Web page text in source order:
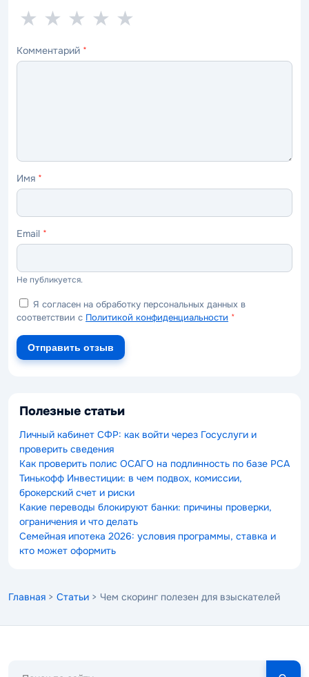
5
—
★
4
—
★
3
—
★
2
—
★
1
—
★
Комментарий *
Имя *
Email *
Не публикуется.
Я согласен на обработку персональных данных в
соответствии с Политикой конфиденциальности *
Отправить отзыв
Полезные статьи
Личный кабинет СФР: как войти через Госуслуги и
проверить сведения
Как проверить полис ОСАГО на подлинность по базе РСА
Тинькофф Инвестиции: в чем подвох, комиссии,
брокерский счет и риски
Какие переводы блокируют банки: причины проверки,
ограничения и что делать
Семейная ипотека 2026: условия программы, ставка и
кто может оформить
Главная > Статьи > Чем скоринг полезен для взыскателей